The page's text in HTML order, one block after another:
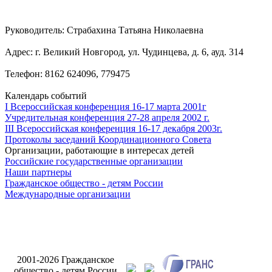
Руководитель: Страбахина Татьяна Николаевна
Адрес: г. Великий Новгород, ул. Чудинцева, д. 6, ауд. 314
Телефон: 8162 624096, 779475
Календарь событий
I Всероссийская конференция 16-17 марта 2001г
Учредительная конференция 27-28 апреля 2002 г.
III Всероссийская конференция 16-17 декабря 2003г.
Протоколы заседаний Координационного Совета
Организации, работающие в интересах детей
Российские государственные организации
Наши партнеры
Гражданское общество - детям России
Международные организации
2001-2026 Гражданское